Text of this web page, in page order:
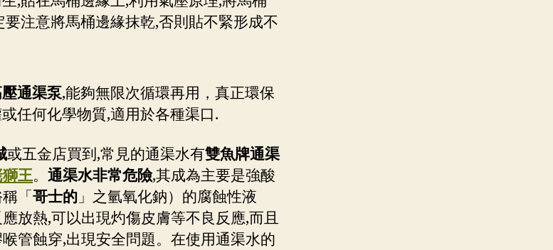
注意將馬桶邊緣抹乾,否則貼不緊形成不
通渠泵,能夠無限次循環再用，真正環保
任何化學物質,適用於各種渠口.
或五金店買到,常見的通渠水有雙魚牌通渠
王。 通渠水非常危險,其成為主要是強酸
「哥士的 」之氫氧化鈉）的腐蝕性液
放熱,可以出現灼傷皮膚等不良反應,而且
管蝕穿,出現安全問題。在使用通渠水的